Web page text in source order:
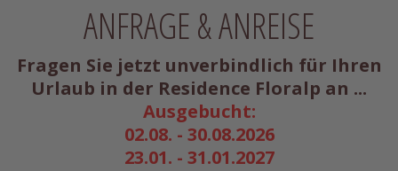
ANFRAGE & ANREISE
Fragen Sie jetzt unverbindlich für Ihren
Urlaub in der Residence Floralp an ...
Ausgebucht:
02.08. - 30.08.2026
23.01. - 31.01.2027